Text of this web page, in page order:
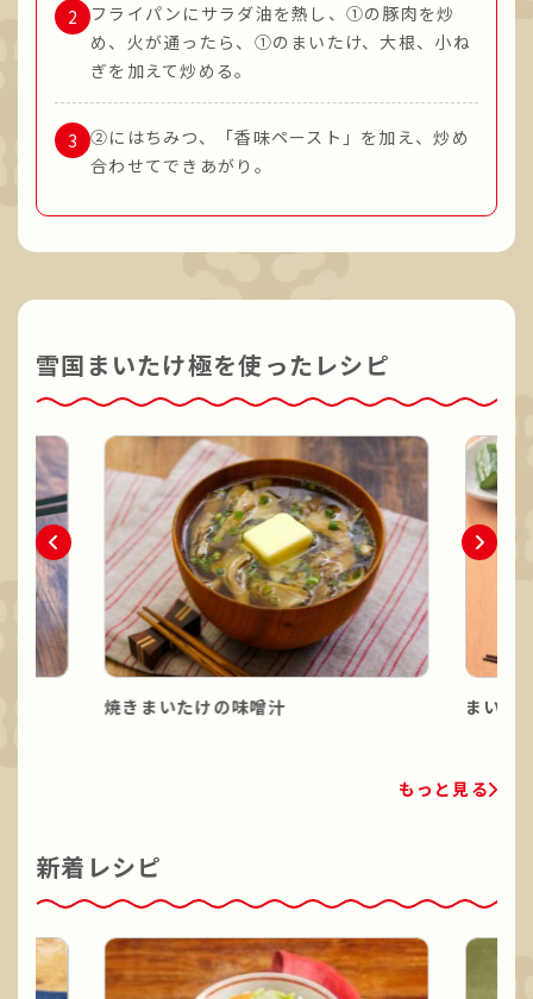
フライパンにサラダ油を熱し、①の豚肉を炒
め、火が通ったら、①のまいたけ、大根、小ね
ぎを加えて炒める。
②にはちみつ、「香味ペースト」を加え、炒め
合わせてできあがり。
雪国まいたけ極を使ったレシピ
焼きまいたけの味噌汁 まいた
もっと見る
新着レシピ